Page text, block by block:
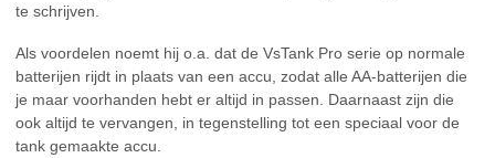
te schrijven.
Als voordelen noemt hij o.a. dat de VsTank Pro serie op normale
batterijen rijdt in plaats van een accu, zodat alle AA-batterijen die
je maar voorhanden hebt er altijd in passen. Daarnaast zijn die
ook altijd te vervangen, in tegenstelling tot een speciaal voor de
tank gemaakte accu.